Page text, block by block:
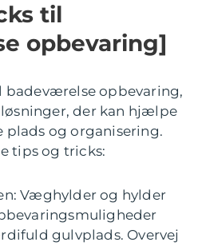
til
opbevaring]
badeværelse opbevaring,
der kan hjælpe
plads og organisering.
tips og tricks:
Væghylder og hylder
gulvplads. Overvej